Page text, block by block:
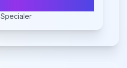
Specialer